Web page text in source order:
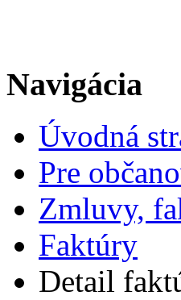
Navigácia
Úvodná
Pre
Zmluvy,
Faktúry
Detail